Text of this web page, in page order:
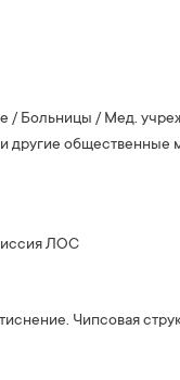
/ Больницы / Мед.
общественные
ЛОС
Чипсовая